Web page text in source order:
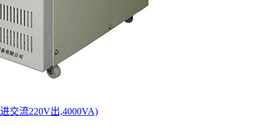
交流220V出,4000VA)